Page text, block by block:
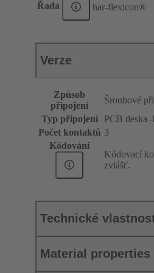
Řada har-flexicon®
Verze
Způsob
připojení
Šroubové
Typ připojení
PCB
Počet kontaktů 3
Kódování
Kódovací
zvlášť.
Technické
Material properties